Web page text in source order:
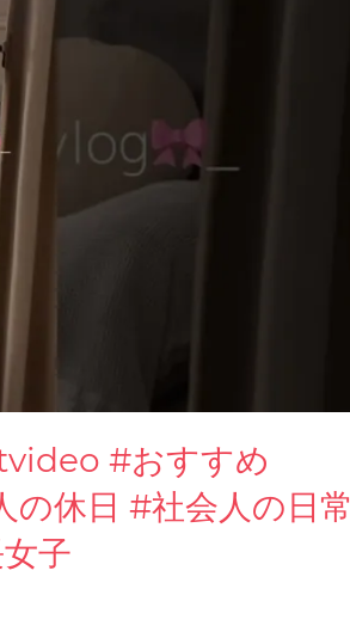
#おすすめ
休日 #社会人の日常
子